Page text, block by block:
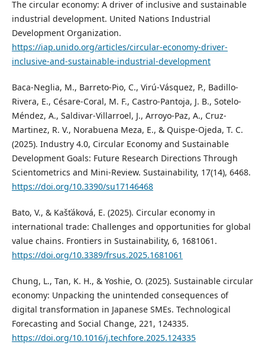
The circular economy: A driver of inclusive and sustainable
industrial development. United Nations Industrial
Development Organization.
https://iap.unido.org/articles/circular-economy-driver-
inclusive-and-sustainable-industrial-development
Baca-Neglia, M., Barreto-Pio, C., Virú-Vásquez, P., Badillo-
Rivera, E., Césare-Coral, M. F., Castro-Pantoja, J. B., Sotelo-
Méndez, A., Saldivar-Villarroel, J., Arroyo-Paz, A., Cruz-
Martinez, R. V., Norabuena Meza, E., & Quispe-Ojeda, T. C.
(2025). Industry 4.0, Circular Economy and Sustainable
Development Goals: Future Research Directions Through
Scientometrics and Mini-Review. Sustainability, 17(14), 6468.
https://doi.org/10.3390/su17146468
Bato, V., & Kašťáková, E. (2025). Circular economy in
international trade: Challenges and opportunities for global
value chains. Frontiers in Sustainability, 6, 1681061.
https://doi.org/10.3389/frsus.2025.1681061
Chung, L., Tan, K. H., & Yoshie, O. (2025). Sustainable circular
economy: Unpacking the unintended consequences of
digital transformation in Japanese SMEs. Technological
Forecasting and Social Change, 221, 124335.
https://doi.org/10.1016/j.techfore.2025.124335